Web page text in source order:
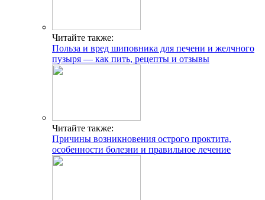
Читайте также:
Польза и вред шиповника для печени и желчного
пузыря — как пить, рецепты и отзывы
Читайте также:
Причины возникновения острого проктита,
особенности болезни и правильное лечение